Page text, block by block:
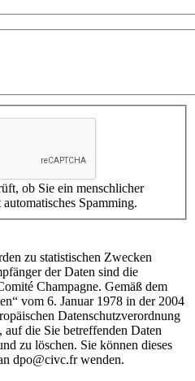
ob Sie ein menschlicher
Spamming.
zu statistischen Zwecken
der Daten sind die
Champagne. Gemäß dem
vom 6. Januar 1978 in der 2004
Datenschutzverordnung
die Sie betreffenden Daten
zu löschen. Sie können dieses
dpo@civc.fr wenden.